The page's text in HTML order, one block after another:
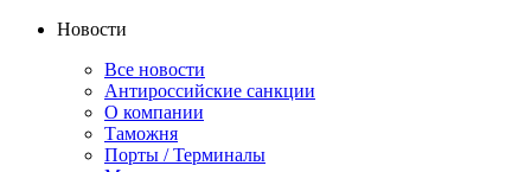
Новости
Все новости
Антироссийские санкции
О компании
Таможня
Порты / Терминалы